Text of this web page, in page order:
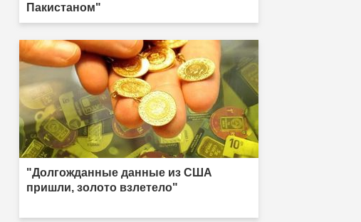
Пакистаном"
"Долгожданные данные из США
пришли, золото взлетело"